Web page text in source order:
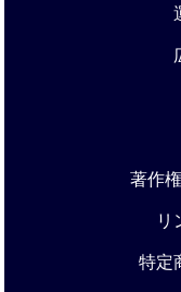
著作
リ
特定